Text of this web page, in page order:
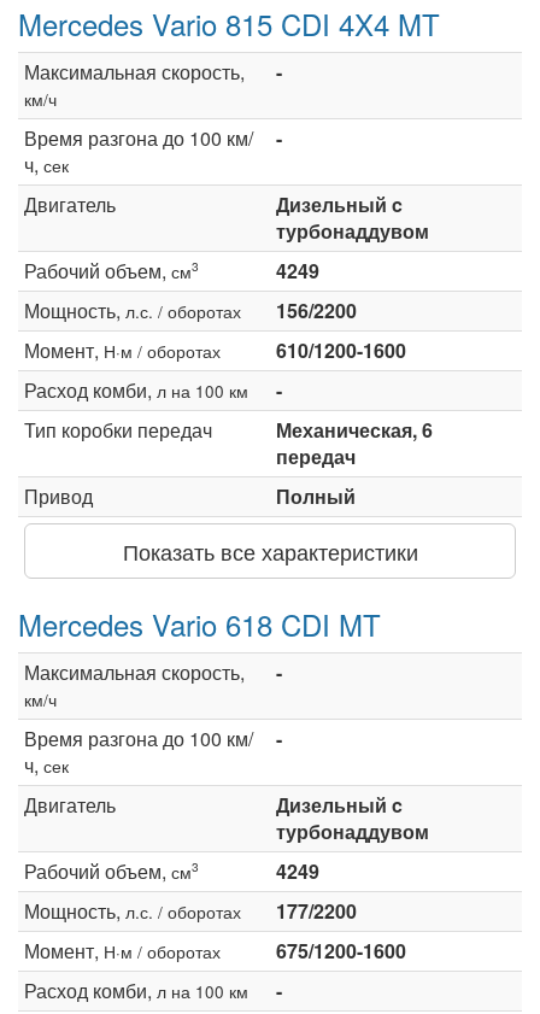
Mercedes Vario 815 CDI 4X4 MT
Максимальная скорость,
км/ч
-
Время разгона до 100 км/
ч, сек
-
Двигатель
Дизельный c
турбонаддувом
Рабочий объем, см3
4249
Мощность, л.с. / оборотах
156/2200
Момент, Н·м / оборотах
610/1200-1600
Расход комби, л на 100 км
-
Тип коробки передач
Механическая, 6
передач
Привод
Полный
Показать все характеристики
Mercedes Vario 618 CDI MT
Максимальная скорость,
км/ч
-
Время разгона до 100 км/
ч, сек
-
Двигатель
Дизельный c
турбонаддувом
Рабочий объем, см3
4249
Мощность, л.с. / оборотах
177/2200
Момент, Н·м / оборотах
675/1200-1600
Расход комби, л на 100 км
-